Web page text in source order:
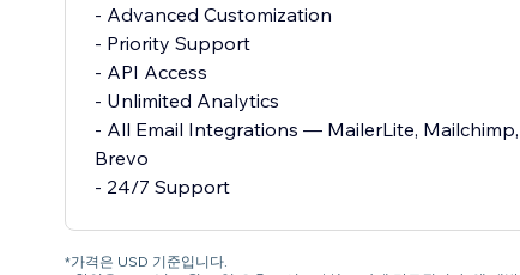
- Advanced Customization
- Priority Support
- API Access
- Unlimited Analytics
- All Email Integrations — MailerLite,
Brevo
- 24/7 Support
*가격은 USD 기준입니다.